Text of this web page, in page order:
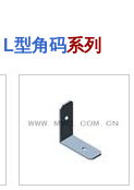
L型角码系列